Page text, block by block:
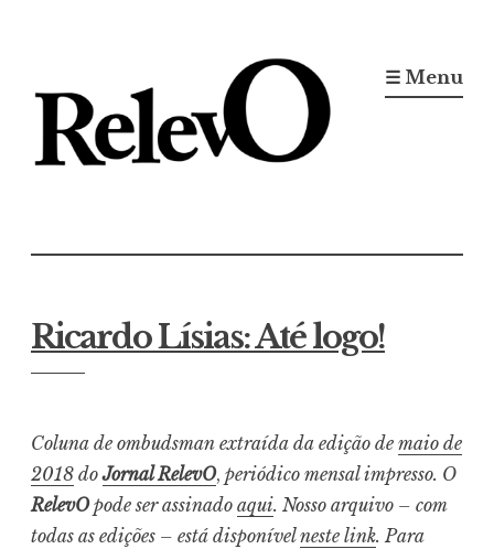
conteúdo
☰ Menu
Ricardo Lísias: Até logo!
Coluna de ombudsman extraída da edição de maio de
2018 do Jornal RelevO, periódico mensal impresso. O
RelevOpode ser assinado aqui. Nosso arquivo – com
todas as edições – está disponívelneste link. Para